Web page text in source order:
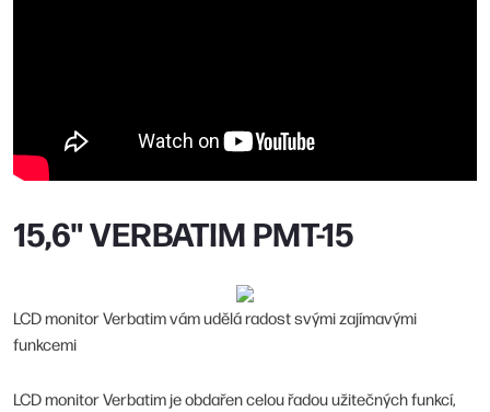
15,6" VERBATIM PMT-15
LCD monitor Verbatim vám udělá radost svými zajímavými
funkcemi
LCD monitor Verbatim je obdařen celou řadou užitečných funkcí,